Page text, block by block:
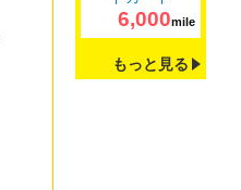
6,000mile
もっと見る